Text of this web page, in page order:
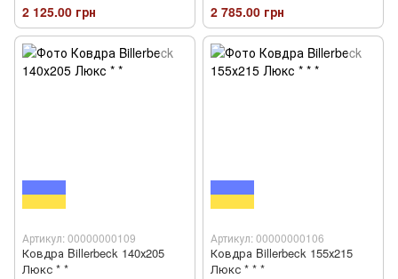
2 125.00 грн 2 785.00 грн
Артикул: 00000000109
Ковдра Billerbeck 140х205
Люкс * *
Артикул: 00000000106
Ковдра Billerbeck 155х215
Люкс * * *